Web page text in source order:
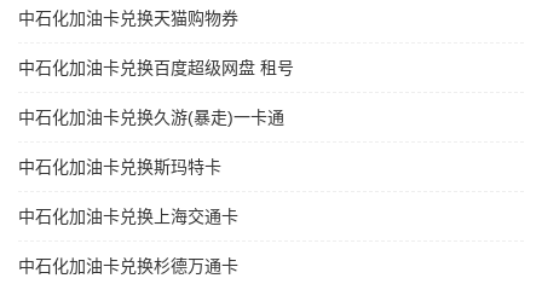
中石化加油卡兑换天猫购物券
中石化加油卡兑换百度超级网盘 租号
中石化加油卡兑换久游(暴走)一卡通
中石化加油卡兑换斯玛特卡
中石化加油卡兑换上海交通卡
中石化加油卡兑换杉德万通卡